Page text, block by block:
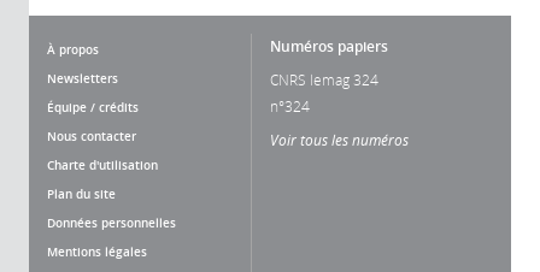
À propos
Newsletters
Équipe / crédits
Nous contacter
Charte d'utilisation
Plan du site
Données personnelles
Mentions légales
Numéros papiers
CNRS lemag 324
n°324
Voir tous les numéros